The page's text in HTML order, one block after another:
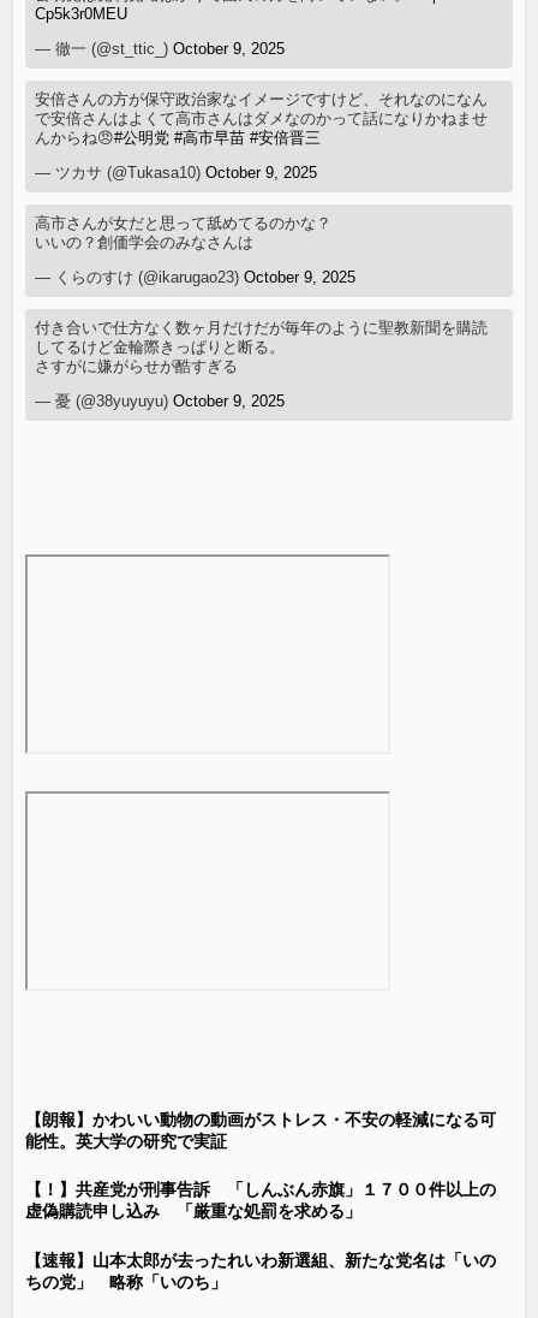
Cp5k3r0MEU
— 徹一 (@st_ttic_)October 9, 2025
安倍さんの方が保守政治家なイメージですけど、それなのになん
で安倍さんはよくて高市さんはダメなのかって話になりかねませ
んからね😠#公明党 #高市早苗 #安倍晋三
— ツカサ (@Tukasa10)October 9, 2025
高市さんが女だと思って舐めてるのかな？
いいの？創価学会のみなさんは
— くらのすけ (@ikarugao23)October 9, 2025
付き合いで仕方なく数ヶ月だけだが毎年のように聖教新聞を購読
してるけど金輪際きっぱりと断る。
さすがに嫌がらせが酷すぎる
— 憂 (@38yuyuyu)October 9, 2025
【朗報】かわいい動物の動画がストレス・不安の軽減になる可
能性。英大学の研究で実証
【！】共産党が刑事告訴 「しんぶん赤旗」１７００件以上の
虚偽購読申し込み 「厳重な処罰を求める」
【速報】山本太郎が去ったれいわ新選組、新たな党名は「いの
ちの党」 略称「いのち」